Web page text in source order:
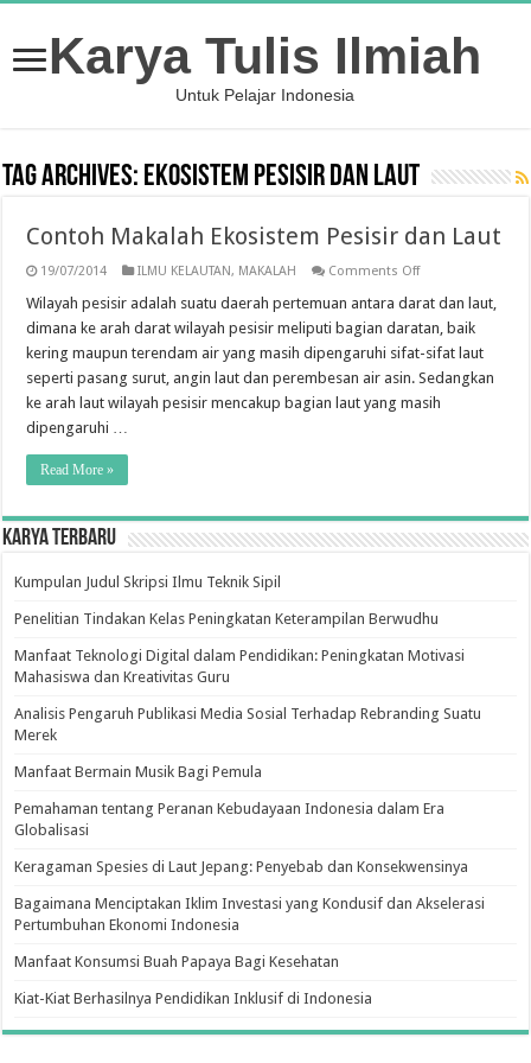
Karya Tulis Ilmiah
Untuk Pelajar Indonesia
Tag Archives: Ekosistem Pesisir dan Laut
Contoh Makalah Ekosistem Pesisir dan Laut
19/07/2014 ILMU KELAUTAN, MAKALAH Comments Offon
Makalah
Pesisir
dan
Laut
Wilayah pesisir adalah suatu daerah pertemuan antara darat dan laut,
dimana ke arah darat wilayah pesisir meliputi bagian daratan, baik
kering maupun terendam air yang masih dipengaruhi sifat-sifat laut
seperti pasang surut, angin laut dan perembesan air asin. Sedangkan
ke arah laut wilayah pesisir mencakup bagian laut yang masih
dipengaruhi …
Read More »
Karya Terbaru
Kumpulan Judul Skripsi Ilmu Teknik Sipil
Penelitian Tindakan Kelas Peningkatan Keterampilan Berwudhu
Manfaat Teknologi Digital dalam Pendidikan: Peningkatan Motivasi
Mahasiswa dan Kreativitas Guru
Analisis Pengaruh Publikasi Media Sosial Terhadap Rebranding Suatu
Merek
Manfaat Bermain Musik Bagi Pemula
Pemahaman tentang Peranan Kebudayaan Indonesia dalam Era
Globalisasi
Keragaman Spesies di Laut Jepang: Penyebab dan Konsekwensinya
Bagaimana Menciptakan Iklim Investasi yang Kondusif dan Akselerasi
Pertumbuhan Ekonomi Indonesia
Manfaat Konsumsi Buah Papaya Bagi Kesehatan
Kiat-Kiat Berhasilnya Pendidikan Inklusif di Indonesia